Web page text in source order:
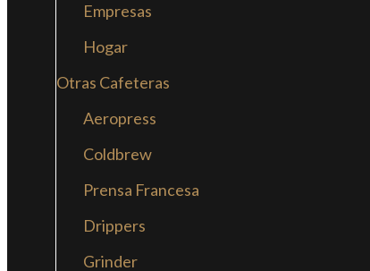
Empresas
Hogar
Otras Cafeteras
Aeropress
Coldbrew
Prensa Francesa
Drippers
Grinder